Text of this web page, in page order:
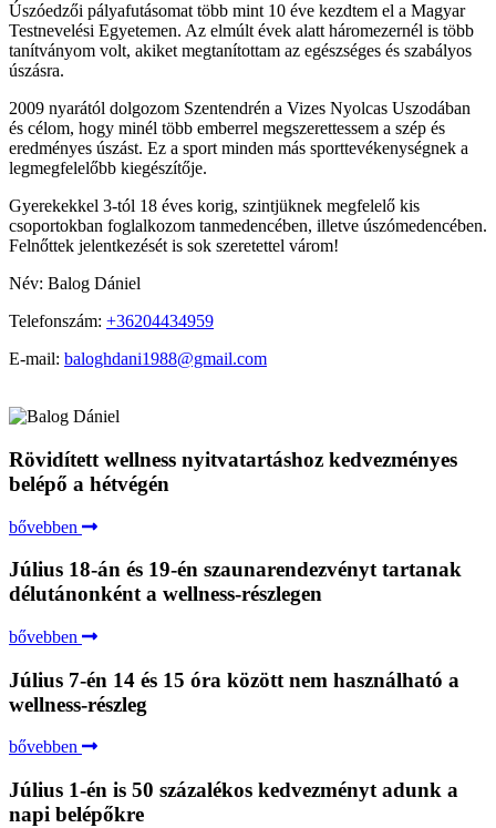
Úszóedzői pályafutásomat több mint 10 éve kezdtem el a Magyar
Testnevelési Egyetemen. Az elmúlt évek alatt háromezernél is több
tanítványom volt, akiket megtanítottam az egészséges és szabályos
úszásra.
2009 nyarától dolgozom Szentendrén a Vizes Nyolcas Uszodában
és célom, hogy minél több emberrel megszerettessem a szép és
eredményes úszást. Ez a sport minden más sporttevékenységnek a
legmegfelelőbb kiegészítője.
Gyerekekkel 3-tól 18 éves korig, szintjüknek megfelelő kis
csoportokban foglalkozom tanmedencében, illetve úszómedencében.
Felnőttek jelentkezését is sok szeretettel várom!
Név: Balog Dániel
Telefonszám: +36204434959
E-mail: baloghdani1988@gmail.com
Rövidített wellness nyitvatartáshoz kedvezményes
belépő a hétvégén
bővebben
Július 18-án és 19-én szaunarendezvényt tartanak
délutánonként a wellness-részlegen
bővebben
Július 7-én 14 és 15 óra között nem használható a
wellness-részleg
bővebben
Július 1-én is 50 százalékos kedvezményt adunk a
napi belépőkre